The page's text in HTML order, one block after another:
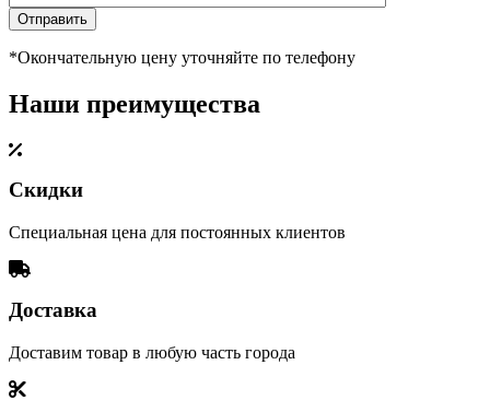
*Окончательную цену уточняйте по телефону
Наши преимущества
Скидки
Специальная цена для постоянных клиентов
Доставка
Доставим товар в любую часть города